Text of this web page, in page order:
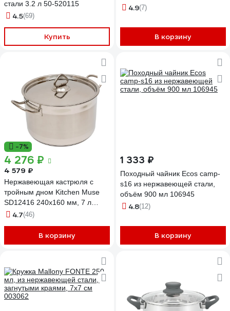
стали 3.2 л 50-520115
4.5(69)
Купить
024105 ЦД-0479729871
4.9(7)
В корзину
-7%
4 276 ₽
4 579 ₽
Нержавеющая кастрюля с
тройным дном Kitchen Muse
SD12416 240х160 мм, 7 л
172644
4.7(46)
В корзину
1 333 ₽
Походный чайник Ecos camp-
s16 из нержавеющей стали,
объём 900 мл 106945
4.8(12)
В корзину